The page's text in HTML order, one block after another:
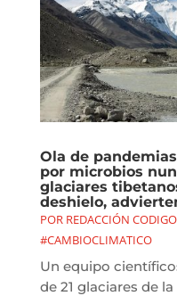
Ola de
por microbios
glaciares
deshielo,
POR REDACCIÓN
#CAMBIOCLIMATICO
Un equipo
de 21 glaciares de